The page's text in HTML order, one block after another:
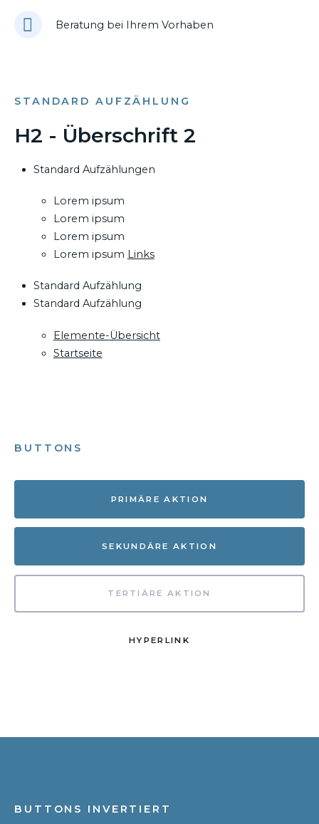
Beratung bei Ihrem Vorhaben
STANDARD AUFZÄHLUNG
H2 - Überschrift 2
Standard Aufzählungen
Lorem ipsum
Lorem ipsum
Lorem ipsum
Lorem ipsum Links
Standard Aufzählung
Standard Aufzählung
Elemente-Übersicht
Startseite
BUTTONS
PRIMÄRE AKTION
SEKUNDÄRE AKTION
TERTIÄRE AKTION
HYPERLINK
BUTTONS INVERTIERT